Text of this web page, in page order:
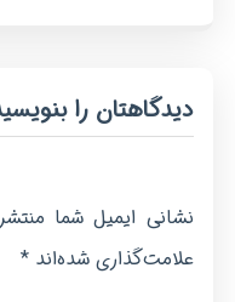
دیدگاهتان را
نشانی ایمیل شما
علامت‌گذاری شده‌اند*